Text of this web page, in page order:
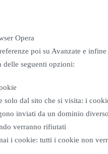
Opera
poi su Avanzate e
delle seguenti opzioni:
solo dal sito che si visita: i
inviati da un dominio
verranno rifiutati
i cookie: tutti i cookie non